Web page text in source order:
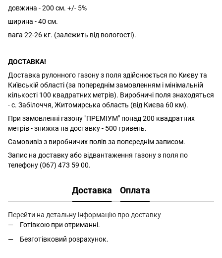
довжина - 200 см. +/- 5%
ширина - 40 см.
вага 22-26 кг. (залежить від вологості).
ДОСТАВКА!
Доставка рулонного газону з поля здійснюється по Києву та
Київській області (за попереднім замовленням і мінімальній
кількості 100 квадратних метрів). Виробничі поля знаходяться
- с. Забілоччя, Житомирська область (від Києва 60 км).
При замовленні газону "ПРЕМІУМ" понад 200 квадратних
метрів - знижка на доставку - 500 гривень.
Самовивіз з виробничих полів за попереднім записом.
Запис на доставку або відвантаження газону з поля по
телефону (067) 473 59 00.
Доставка Оплата
Перейти на детальну інформацію про доставку
Готівкою при отриманні.
Безготівковий розрахунок.